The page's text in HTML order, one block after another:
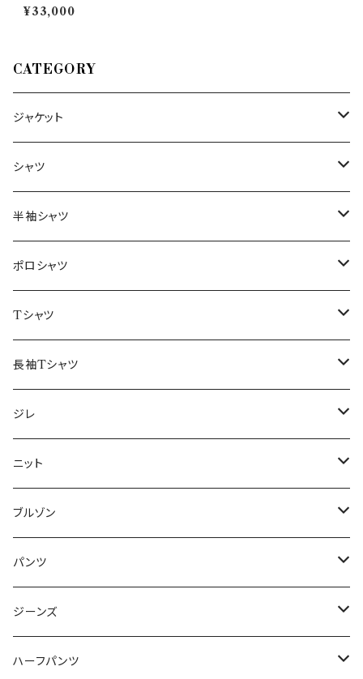
レッサンドロジレ） パンツ P616
04 PE24 35232
¥33,000
CATEGORY
ジャケット
～44/S
46/M
48/L
50/XL～
シャツ
～44/S
46/M
48/L
50/XL～
半袖シャツ
～44/S
46/M
48/L
50/XL～
ポロシャツ
～44/S
46/M
48/L
50/XL～
Tシャツ
～44/S
46/M
48/L
50/XL～
長袖Tシャツ
～44/S
46/M
48/L
50/XL～
ジレ
～44/S
46/M
48/L
50/XL～
ニット
～44/S
46/M
48/L
50/XL～
ブルゾン
～44/S
46/M
48/L
パンツ
～44/S
46/M
ジーンズ
～44/S
ハーフパンツ